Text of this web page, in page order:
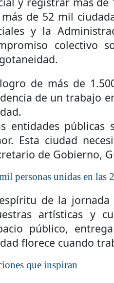
Regionetnoticias
Regionetnoticias
Regionetnoticias
saneamiento
Regionetnoticias
Regionetnoticias
nocturna de Clic
Regionetnoticias
Regionetnoticias
de 52 mil
y la
colectivo
de más de
de un trabajo
entidades
Esta ciudad
de Gobierno,
personas unidas en las
de la
artísticas y
público,
florece cuando
que inspiran